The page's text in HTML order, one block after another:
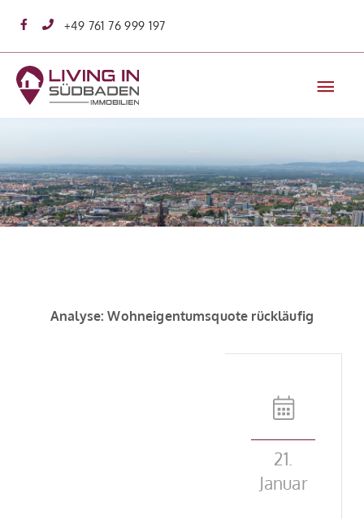
+49 761 76 999 197
Analyse: Wohneigentumsquote rückläufig
21.
Januar